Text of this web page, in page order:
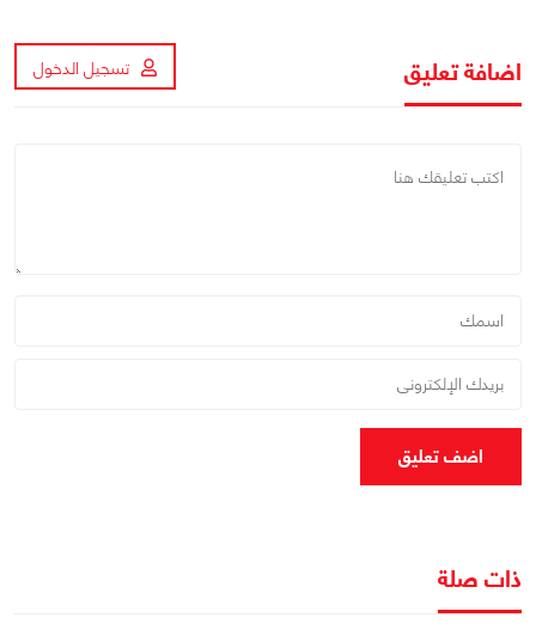
اضافة تعليق تسجيل الدخول
اضف تعليق
ذات صلة